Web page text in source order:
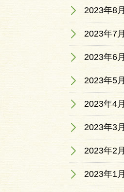
2023年8月
2023年7月
2023年6月
2023年5月
2023年4月
2023年3月
2023年2月
2023年1月